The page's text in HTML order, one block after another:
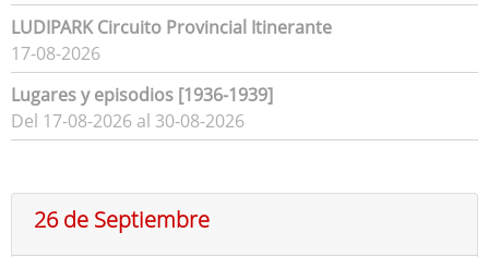
LUDIPARK Circuito Provincial Itinerante
17-08-2026
Lugares y episodios [1936-1939]
Del 17-08-2026 al 30-08-2026
26 de Septiembre